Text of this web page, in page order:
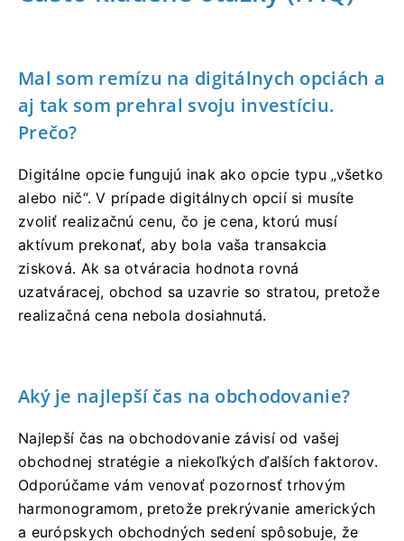
Mal som remízu na digitálnych opciách a
aj tak som prehral svoju investíciu.
Prečo?
Digitálne opcie fungujú inak ako opcie typu „všetko
alebo nič“. V prípade digitálnych opcií si musíte
zvoliť realizačnú cenu, čo je cena, ktorú musí
aktívum prekonať, aby bola vaša transakcia
zisková. Ak sa otváracia hodnota rovná
uzatváracej, obchod sa uzavrie so stratou, pretože
realizačná cena nebola dosiahnutá.
Aký je najlepší čas na obchodovanie?
Najlepší čas na obchodovanie závisí od vašej
obchodnej stratégie a niekoľkých ďalších faktorov.
Odporúčame vám venovať pozornosť trhovým
harmonogramom, pretože prekrývanie amerických
a európskych obchodných sedení spôsobuje, že